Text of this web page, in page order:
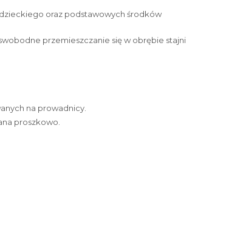
oraz podstawowych środków
przemieszczanie się w obrębie stajni
na prowadnicy.
proszkowo.